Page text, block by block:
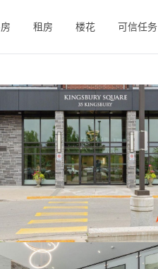
租房 楼花 可信任务